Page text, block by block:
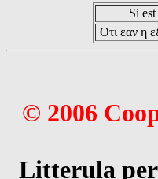
Si
Οτι εαν η
© 2006
Litterula